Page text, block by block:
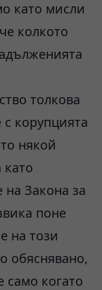
като мисли
колкото
толкова
корупцията
някой
Закона за
поне
на този
обяснявано,
само когато